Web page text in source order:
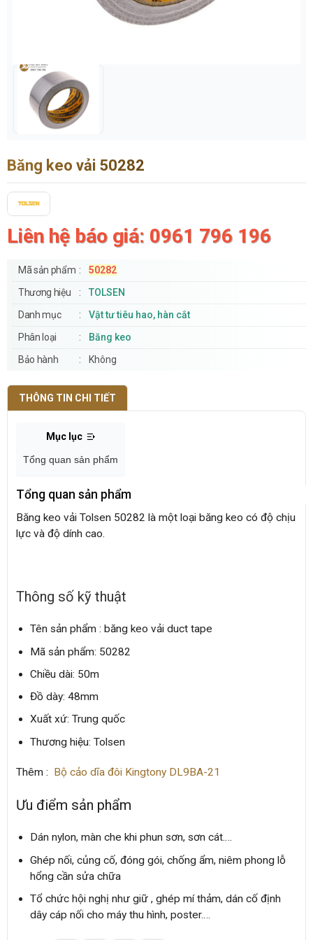
Băng keo vải 50282
Liên hệ báo giá: 0961 796 196
Mã sản phẩm
50282
Thương hiệu
TOLSEN
Danh mục
Vật tư tiêu hao, hàn cắt
Phân loại
Băng keo
Bảo hành
Không
THÔNG TIN CHI TIẾT
Mục lục
Tổng quan sản phẩm
Tổng quan sản phẩm
Băng keo vải Tolsen 50282 là một loại băng keo có độ chịu
lực và độ dính cao.
Thông số kỹ thuật
Tên sản phẩm : băng keo vải duct tape
Mã sản phẩm: 50282
Chiều dài: 50m
Đồ dày: 48mm
Xuất xứ: Trung quốc
Thương hiệu: Tolsen
Thêm : Bộ cảo dĩa đôi Kingtony DL9BA-21
Ưu điểm sản phẩm
Dán nylon, màn che khi phun sơn, sơn cát….
Ghép nối, củng cố, đóng gói, chống ẩm, niêm phong lỗ
hổng cần sửa chữa
Tổ chức hội nghị như giữ , ghép mí thảm, dán cố định
dây cáp nối cho máy thu hình, poster….